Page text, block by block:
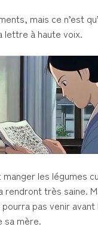
mais ce n’est
lettre à haute voix.
les légumes
très saine.
pourra pas venir
sa mère.